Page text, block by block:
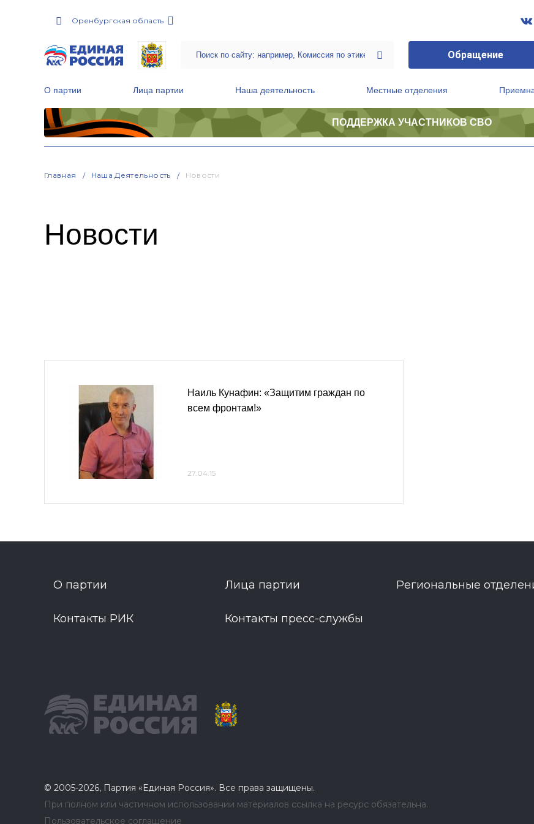
Оренбургская область
Обращение
О партии Лица партии Наша деятельность Местные отделения
ПОДДЕРЖКА УЧАСТНИКОВ СВО
Главная Наша Деятельность Новости
Новости
Наиль Кунафин: «Защитим граждан по
всем фронтам!»
27.04.15
О партии Лица партии Региональные
Контакты РИК Контакты пресс-службы
© 2005-2026, Партия «Единая Россия». Все права защищены.
При полном или частичном использовании материалов ссылка на ресурс обязательна.
Пользовательское соглашение